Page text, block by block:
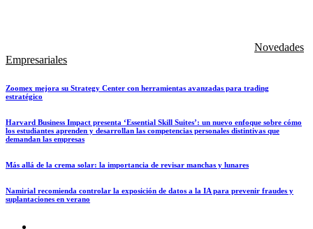
Novedades
Empresariales
Zoomex mejora su Strategy Center con herramientas avanzadas para trading
estratégico
Harvard Business Impact presenta ‘Essential Skill Suites’: un nuevo enfoque sobre cómo
los estudiantes aprenden y desarrollan las competencias personales distintivas que
demandan las empresas
Más allá de la crema solar: la importancia de revisar manchas y lunares
Namirial recomienda controlar la exposición de datos a la IA para prevenir fraudes y
suplantaciones en verano